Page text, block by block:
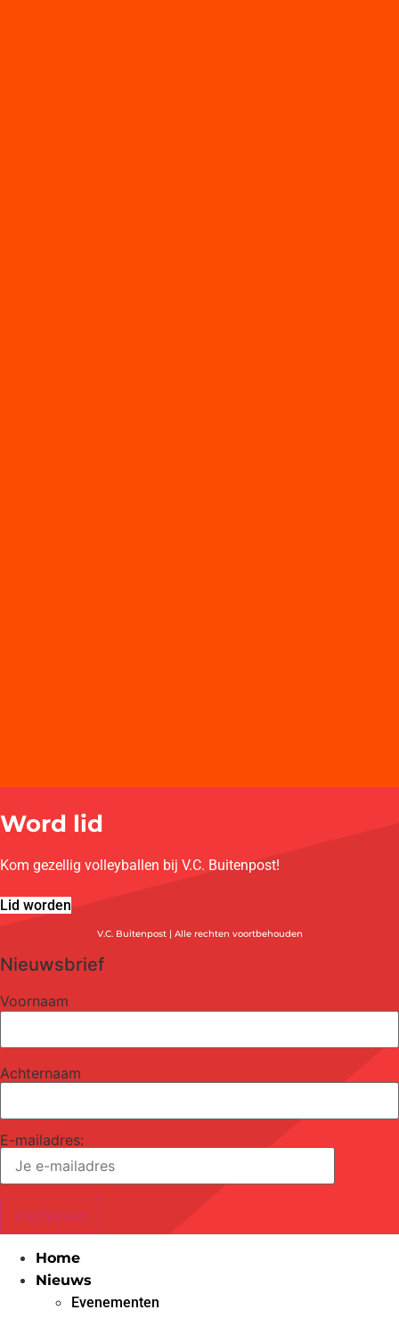
Word lid
Kom gezellig volleyballen bij V.C. Buitenpost!
Lid worden
V.C. Buitenpost | Alle rechten voortbehouden
Nieuwsbrief
Voornaam
Achternaam
E-mailadres:
Home
Nieuws
Evenementen